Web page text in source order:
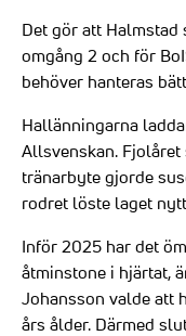
Det gör att
omgång 2 och för
behöver hanteras
Hallänningarna
Allsvenskan.
tränarbyte gjorde
rodret löste laget
Inför 2025 har det
åtminstone i hjärtat,
Johansson valde att
års ålder. Därmed